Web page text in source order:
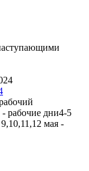
рабочие дни4-5
мая -